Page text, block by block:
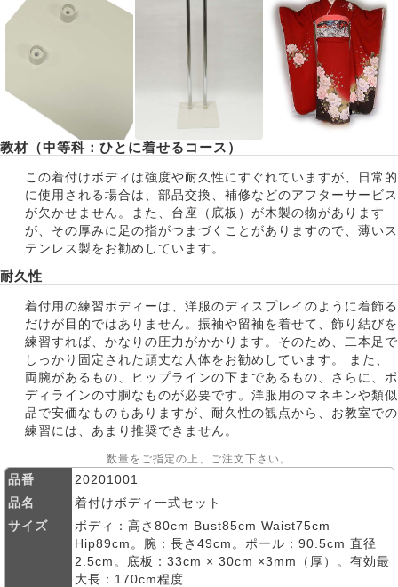
教材（中等科：ひとに着せるコース）
この着付けボディは強度や耐久性にすぐれていますが、日常的
に使用される場合は、部品交換、補修などのアフターサービス
が欠かせません。また、台座（底板）が木製の物があります
が、その厚みに足の指がつまづくことがありますので、薄いス
テンレス製をお勧めしています。
耐久性
着付用の練習ボディーは、洋服のディスプレイのように着飾る
だけが目的ではありません。振袖や留袖を着せて、飾り結びを
練習すれば、かなりの圧力がかかります。そのため、二本足で
しっかり固定された頑丈な人体をお勧めしています。 また、
両腕があるもの、ヒップラインの下まであるもの、さらに、ボ
ディラインの寸胴なものが必要です。洋服用のマネキンや類似
品で安価なものもありますが、耐久性の観点から、お教室での
練習には、あまり推奨できません。
数量をご指定の上、ご注文下さい。
品番
20201001
品名
着付けボディ一式セット
サイズ
ボディ：高さ80cm Bust85cm Waist75cm
Hip89cm。腕：長さ49cm。ポール：90.5cm 直径
2.5cm。底板：33cm × 30cm ×3mm（厚）。有効最
大長：170cm程度